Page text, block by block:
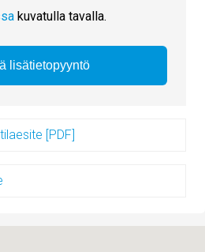
kuvatulla tavalla.
[PDF]